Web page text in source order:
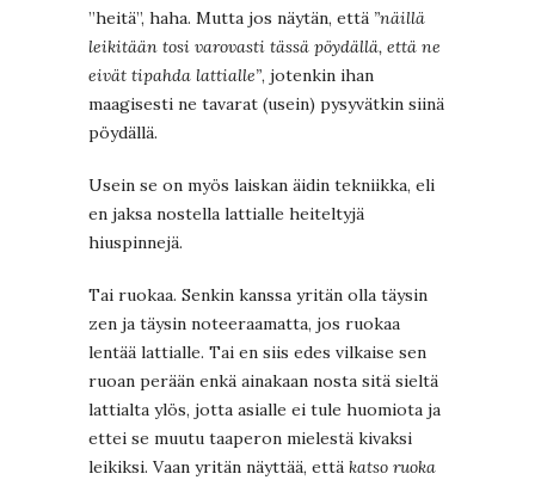
”heitä”, haha. Mutta jos näytän, että ”näillä
leikitään tosi varovasti tässä pöydällä, että ne
eivät tipahda lattialle”, jotenkin ihan
maagisesti ne tavarat (usein) pysyvätkin siinä
pöydällä.
Usein se on myös laiskan äidin tekniikka, eli
en jaksa nostella lattialle heiteltyjä
hiuspinnejä.
Tai ruokaa. Senkin kanssa yritän olla täysin
zen ja täysin noteeraamatta, jos ruokaa
lentää lattialle. Tai en siis edes vilkaise sen
ruoan perään enkä ainakaan nosta sitä sieltä
lattialta ylös, jotta asialle ei tule huomiota ja
ettei se muutu taaperon mielestä kivaksi
leikiksi. Vaan yritän näyttää, että katso ruoka